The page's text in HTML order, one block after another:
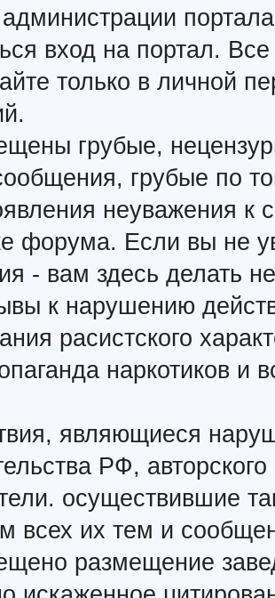
вход на портал.
только в личной
грубые,
грубые по
неуважения
форума. Если вы не
- вам здесь делать
к нарушению
расистского
наркотиков и
являющиеся
РФ,
осуществившие
всех их тем и
размещение